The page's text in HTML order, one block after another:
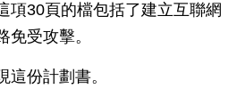
項30頁的檔包括了建立互聯網
受攻擊。
份計劃書。